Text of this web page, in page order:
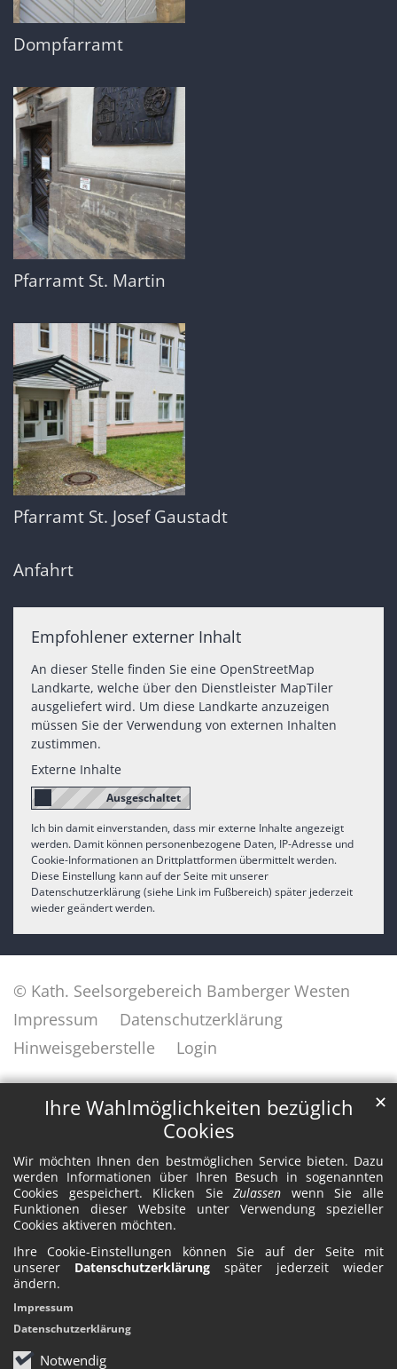
Ihre Wahlmöglichkeiten bezüglich
Cookies
Wir möchten Ihnen den bestmöglichen Service bieten. Dazu
werden Informationen über Ihren Besuch in sogenannten
Cookies gespeichert. Klicken SieZulassen wenn Sie alle
Funktionen dieser Website unter Verwendung spezieller
Cookies aktiveren möchten.
Ihre Cookie-Einstellungen können Sie auf der Seite mit
unserer Datenschutzerklärung später jederzeit wieder
ändern.
Notwendig
✕
Impressum
Datenschutzerklärung
Dompfarramt
Pfarramt St. Martin
Pfarramt St. Josef Gaustadt
Anfahrt
Empfohlener externer Inhalt
An dieser Stelle finden Sie eine OpenStreetMap
Landkarte, welche über den Dienstleister MapTiler
ausgeliefert wird. Um diese Landkarte anzuzeigen
müssen Sie der Verwendung von externen Inhalten
zustimmen.
Externe Inhalte
Ich bin damit einverstanden, dass mir externe Inhalte angezeigt
werden. Damit können personenbezogene Daten, IP-Adresse und
Cookie-Informationen an Drittplattformen übermittelt werden.
Diese Einstellung kann auf der Seite mit unserer
Datenschutzerklärung (siehe Link im Fußbereich) später jederzeit
wieder geändert werden.
© Kath. Seelsorgebereich Bamberger Westen
Impressum
Datenschutzerklärung
Hinweisgeberstelle
Login